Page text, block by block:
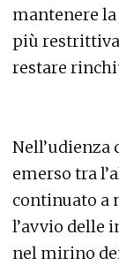
mantenere
più
restare
Nell’udienza
emerso tra
continuato a
l’avvio delle
nel mirino